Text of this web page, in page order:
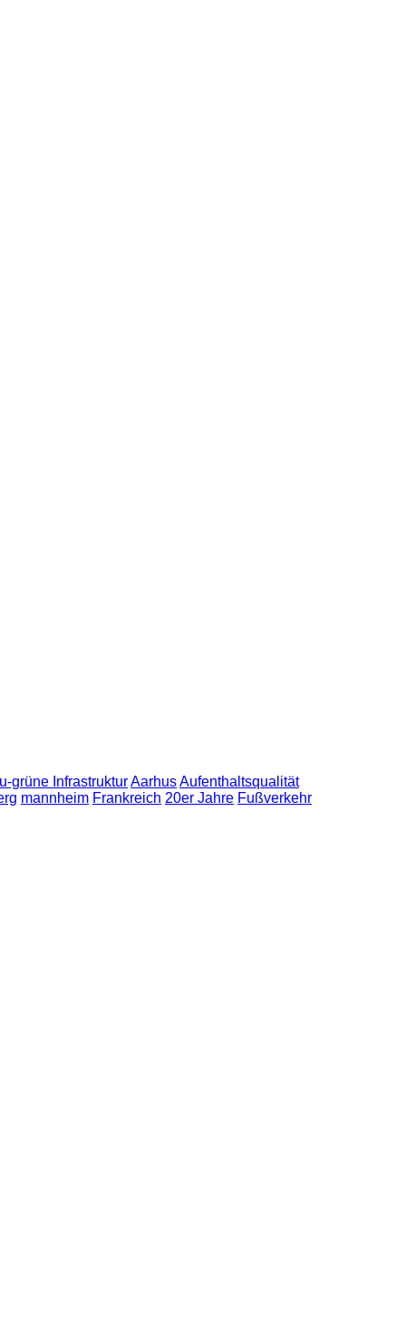
grüne InfrastrukturAarhusAufenthaltsqualität
mannheim Frankreich 20er Jahre Fußverkehr